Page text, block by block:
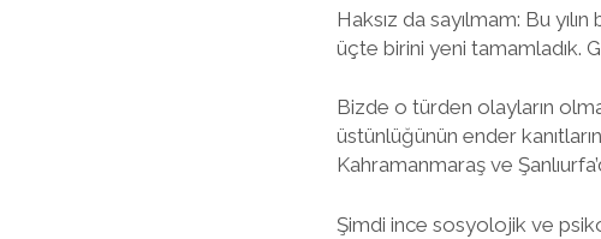
Haksız da sayılmam: Bu
üçte birini yeni tamamladık.
Bizde o türden olayların
üstünlüğünün ender
Kahramanmaraş ve
Şimdi ince sosyolojik ve